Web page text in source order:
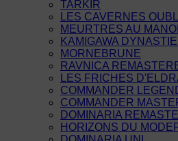
TARKIR
LES CAVERNES
MEURTRES AU
KAMIGAWA
MORNEBRUNE
RAVNICA
LES FRICHES
COMMANDER
COMMANDER
DOMINARIA
HORIZONS DU